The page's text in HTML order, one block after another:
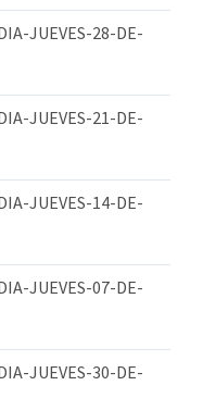
JUEVES-28-DE-
JUEVES-21-DE-
JUEVES-14-DE-
JUEVES-07-DE-
JUEVES-30-DE-